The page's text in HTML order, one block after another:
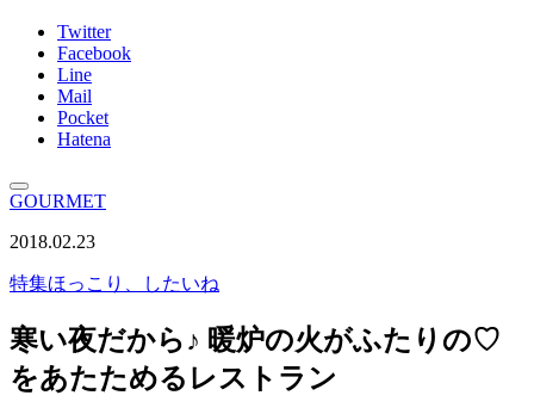
Twitter
Facebook
Line
Mail
Pocket
Hatena
GOURMET
2018.02.23
特集ほっこり、したいね
寒い夜だから♪ 暖炉の火がふたりの♡
をあたためるレストラン